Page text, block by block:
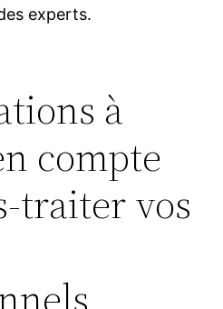
experts.
à
compte
traiter vos